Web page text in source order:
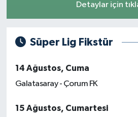
Detaylar için
Süper Lig Fikstür
14 Ağustos, Cuma
Galatasaray - Çorum FK
15 Ağustos, Cumartesi